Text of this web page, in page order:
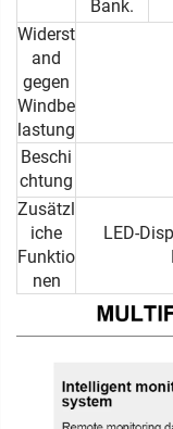
Bank.
Widerst
and
gegen
Windbe
lastung
Beschi
chtung
Zusätzl
iche
Funktio
nen
LED-